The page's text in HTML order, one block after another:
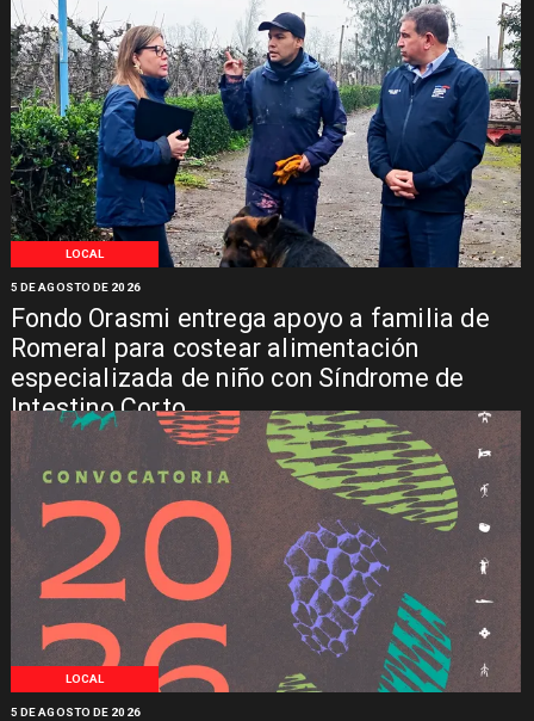
LOCAL
Fondo Orasmi entrega apoyo a familia de
Romeral para costear alimentación
especializada de niño con Síndrome de
Intestino Corto
5 DE AGOSTO DE 2026
LOCAL
5 DE AGOSTO DE 2026